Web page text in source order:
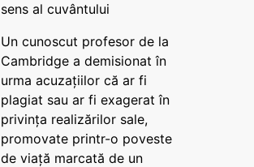
sens al cuvântului
Un cunoscut profesor de la
Cambridge a demisionat în
urma acuzațiilor că ar fi
plagiat sau ar fi exagerat în
privința realizărilor sale,
promovate printr-o poveste
de viață marcată de un